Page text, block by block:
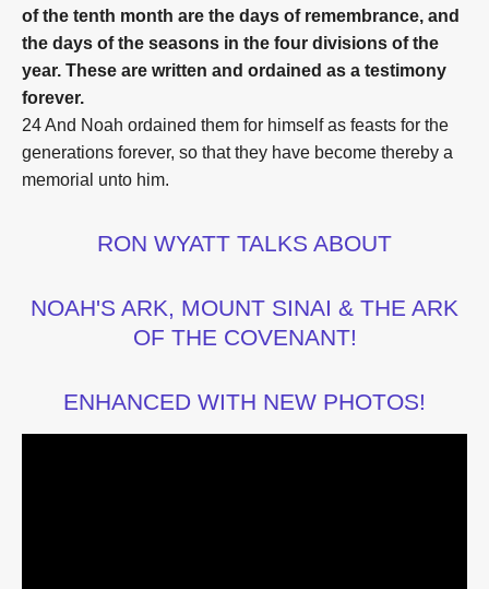
of the tenth month are the days of remembrance, and
the days of the seasons in the four divisions of the
year. These are written and ordained as a testimony
forever.
24 And Noah ordained them for himself as feasts for the
generations forever, so that they have become thereby a
memorial unto him.
RON WYATT TALKS ABOUT
NOAH'S ARK, MOUNT SINAI & THE ARK
OF THE COVENANT!
ENHANCED WITH NEW PHOTOS!